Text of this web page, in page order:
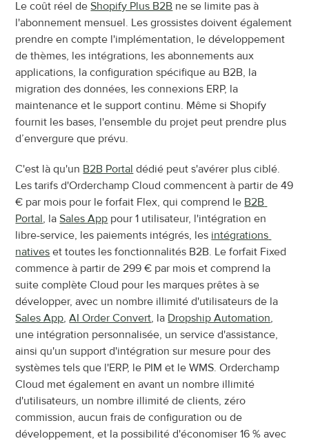
Le coût réel de Shopify Plus B2B ne se limite pas à
l'abonnement mensuel. Les grossistes doivent également
prendre en compte l'implémentation, le développement
de thèmes, les intégrations, les abonnements aux
applications, la configuration spécifique au B2B, la
migration des données, les connexions ERP, la
maintenance et le support continu. Même si Shopify
fournit les bases, l'ensemble du projet peut prendre plus
d’envergure que prévu.
C'est là qu'un B2B Portal dédié peut s'avérer plus ciblé.
Les tarifs d'Orderchamp Cloud commencent à partir de 49
€ par mois pour le forfait Flex, qui comprend le B2B
Portal, la Sales App pour 1 utilisateur, l'intégration en
libre-service, les paiements intégrés, les intégrations
natives et toutes les fonctionnalités B2B. Le forfait Fixed
commence à partir de 299 € par mois et comprend la
suite complète Cloud pour les marques prêtes à se
Sales App, AI Order Convert, la Dropship Automation,
une intégration personnalisée, un service d'assistance,
ainsi qu'un support d'intégration sur mesure pour des
systèmes tels que l'ERP, le PIM et le WMS. Orderchamp
Cloud met également en avant un nombre illimité
d'utilisateurs, un nombre illimité de clients, zéro
commission, aucun frais de configuration ou de
développement, et la possibilité d'économiser 16 % avec